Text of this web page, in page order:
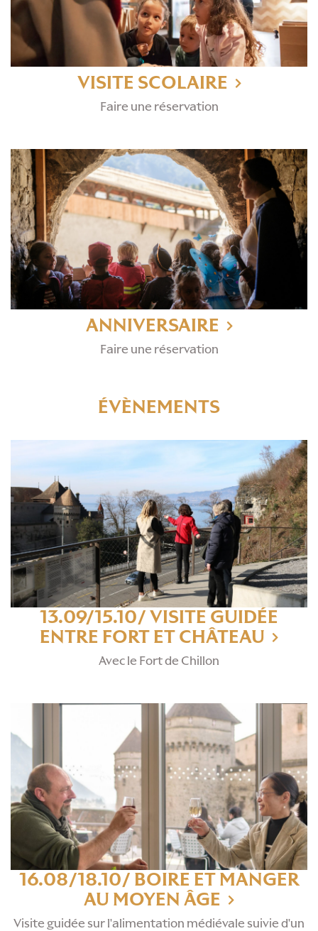
BILLETS
VISITE SCOLAIRE
Faire une réservation
ANNIVERSAIRE
Faire une réservation
ÉVÈNEMENTS
13.09/15.10/ VISITE GUIDÉE
ENTRE FORT ET CHÂTEAU
Avec le Fort de Chillon
16.08/18.10/ BOIRE ET MANGER
AU MOYEN ÂGE
Visite guidée sur l'alimentation médiévale suivie d'un